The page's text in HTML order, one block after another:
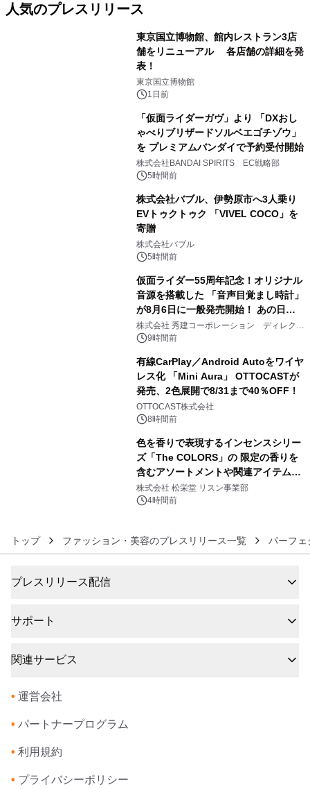
人気のプレスリリース
東京国立博物館、館内レストラン3店
舗をリニューアル 各店舗の詳細を発
表！
東京国立博物館
1日前
「仮面ライダーガヴ」より 「DXおし
ゃべりブリザードソルベエゴチゾウ」
を プレミアムバンダイで予約受付開始
株式会社BANDAI SPIRITS EC戦略部
5時間前
株式会社バブル、伊勢原市へ3人乗り
EVトゥクトゥク 「VIVEL COCO」を
寄贈
株式会社バブル
5時間前
仮面ライダー55周年記念！オリジナル
音源を搭載した 「音声目覚まし時計」
が8月6日に一般発売開始！ あの日の
大興奮が今甦る
株式会社 秀建コーポレーション ディレクト
アートギャラリー
9時間前
有線CarPlay／Android Autoをワイヤ
レス化 「Mini Aura」 OTTOCASTが
発売、2色展開で8/31まで40％OFF！
OTTOCAST株式会社
8時間前
色を香りで表現するインセンスシリー
ズ「The COLORS」の 限定の香りを
含むアソートメントや関連アイテムを
8月6日発売
株式会社 松栄堂 リスン事業部
4時間前
トップ ファッション・美容のプレスリリース一覧 パーフェ
プレスリリース配信
サポート
関連サービス
• 運営会社
• パートナープログラム
• 利用規約
• プライバシーポリシー